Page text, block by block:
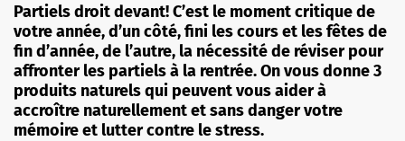
Partiels droit devant! C’est le moment critique de
votre année, d’un côté, fini les cours et les fêtes de
fin d’année, de l’autre, la nécessité de réviser pour
affronter les partiels à la rentrée. On vous donne 3
produits naturels qui peuvent vous aider à
accroître naturellement et sans danger votre
mémoire et lutter contre le stress.